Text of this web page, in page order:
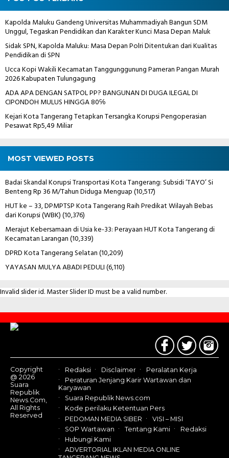
Kapolda Maluku Gandeng Universitas Muhammadiyah Bangun SDM
Unggul, Tegaskan Pendidikan dan Karakter Kunci Masa Depan Maluk
Sidak SPN, Kapolda Maluku: Masa Depan Polri Ditentukan dari Kualitas
Pendidikan di SPN
Ucca Kopi Wakili Kecamatan Tanggunggunung Pameran Pangan Murah
2026 Kabupaten Tulungagung
ADA APA DENGAN SATPOL PP? BANGUNAN DI DUGA ILEGAL DI
CIPONDOH MULUS HINGGA 80℅
Kejari Kota Tangerang Tetapkan Tersangka Korupsi Pengoperasian
Pesawat Rp5,49 Miliar
MOST VIEWED POSTS
Badai Skandal Korupsi Transportasi Kota Tangerang: Subsidi ‘TAYO’ Si
Benteng Rp 36 M/Tahun Diduga Menguap(10,517)
HUT ke – 33, DPMPTSP Kota Tangerang Raih Predikat Wilayah Bebas
dari Korupsi (WBK)(10,376)
Merajut Kebersamaan di Usia ke-33: Perayaan HUT Kota Tangerang di
Kecamatan Larangan(10,339)
DPRD Kota Tangerang Selatan(10,209)
YAYASAN MULYA ABADI PEDULI(6,110)
Invalid slider id. Master Slider ID must be a valid number.
Contact
Us
Copyright
@ 2026
Suara
Republik
News.Com,
All Rights
Reserved
Redaksi Disclaimer
Peralatan Kerja
Peraturan Jenjang Karir Wartawan dan
Karyawan
Suara Republik News.com
Kode perilaku Ketentuan Pers
PEDOMAN MEDIA SIBER
VISI – MISI
SOP Wartawan
Tentang Kami
Redaksi
Hubungi Kami
ADVERTORIAL IKLAN MEDIA ONLINE